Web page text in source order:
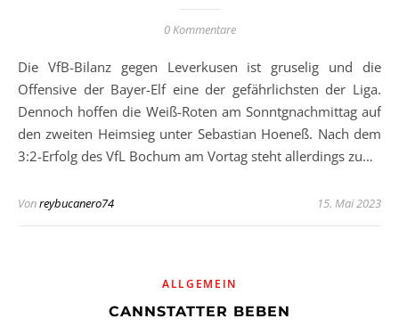
0 Kommentare
Die VfB-Bilanz gegen Leverkusen ist gruselig und die
Offensive der Bayer-Elf eine der gefährlichsten der Liga.
Dennoch hoffen die Weiß-Roten am Sonntgnachmittag auf
den zweiten Heimsieg unter Sebastian Hoeneß. Nach dem
3:2-Erfolg des VfL Bochum am Vortag steht allerdings zu…
Vonreybucanero74 15. Mai 2023
ALLGEMEIN
CANNSTATTER BEBEN